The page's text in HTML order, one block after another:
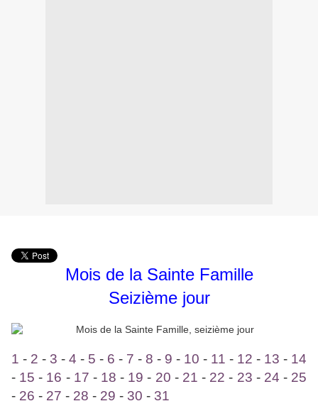
Mois de la Sainte Famille
Seizième jour
1 - 2 - 3 - 4 - 5 - 6 - 7 - 8 - 9 - 10 - 11 - 12 - 13 - 14
- 15 - 16 - 17 - 18 - 19 - 20 - 21 - 22 - 23 - 24 - 25
- 26 - 27 - 28 - 29 - 30 - 31